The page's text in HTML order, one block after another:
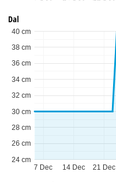
Öppettider
Dal
7 Dec 14 Dec 21 Dec
24 cm
26 cm
28 cm
30 cm
32 cm
34 cm
36 cm
38 cm
40 cm